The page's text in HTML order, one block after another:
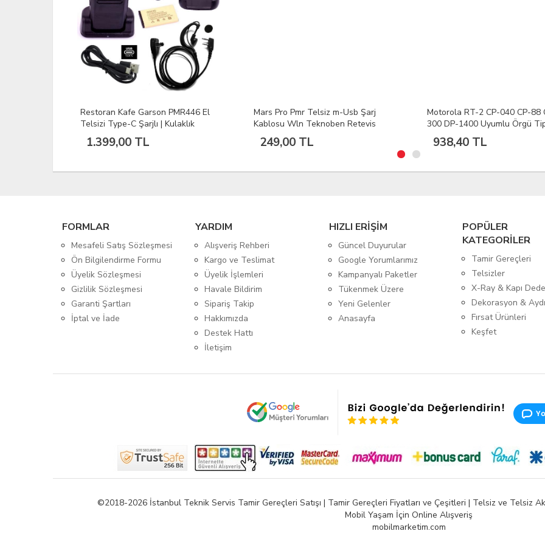
Mars Pro Pmr Telsiz m-Usb Şarj
Kablosu Wln Teknoben Retevis
Uyumlu
249,00 TL
Motorola RT-2 CP-040 CP-88 CP-
300 DP-1400 Uyumlu Örgü Tip
Telsiz Kulaklığı Mikrofonlu
938,40 TL
Motorola CP040 CP088 CP300
DP1400 Uyumlu Telsiz
Bas Konuş Mikrofonlu Kulaklık
833,76 TL
FORMLAR
Mesafeli Satış Sözleşmesi
Ön Bilgilendirme Formu
Üyelik Sözleşmesi
Gizlilik Sözleşmesi
Garanti Şartları
İptal ve İade
YARDIM
Alışveriş Rehberi
Kargo ve Teslimat
Üyelik İşlemleri
Havale Bildirim
Sipariş Takip
Hakkımızda
Destek Hattı
İletişim
HIZLI ERİŞİM
Güncel Duyurular
Google Yorumlarımız
Kampanyalı Paketler
Tükenmek Üzere
Yeni Gelenler
Anasayfa
POPÜLER
KATEGORİLER
Tamir Gereçleri
Telsizler
X-Ray & Kapı
Dekorasyon &
Fırsat Ürünleri
Keşfet
©2018-2026 İstanbul Teknik Servis Tamir Gereçleri Satışı | Tamir Gereçleri Fiyatları ve Çeşitleri | Telsiz ve Telsiz
Mobil Yaşam İçin Online Alışveriş
mobilmarketim.com